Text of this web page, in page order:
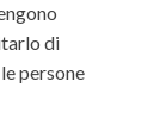
di
persone